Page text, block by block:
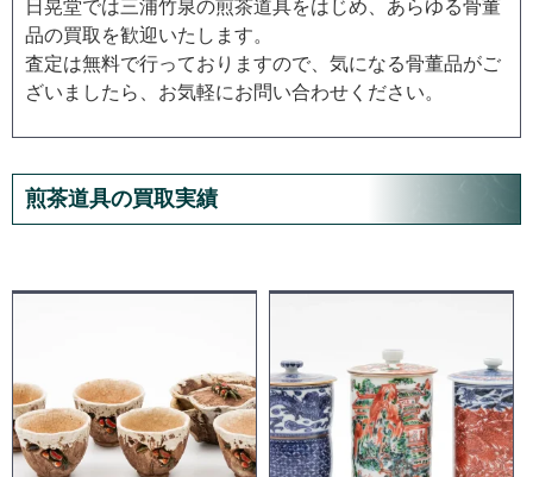
日晃堂では三浦竹泉の煎茶道具をはじめ、あらゆる骨董
品の買取を歓迎いたします。
査定は無料で行っておりますので、気になる骨董品がご
ざいましたら、お気軽にお問い合わせください。
煎茶道具の買取実績